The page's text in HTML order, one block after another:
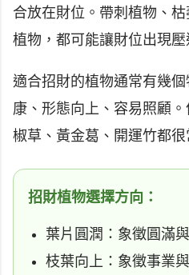
合放在財位。帶刺植物、
植物，都可能讓財位出現壓
適合招財的植物通常有幾
康、形態向上、容易照顧
椒草、黃金葛、開運竹都很
招財植物選擇方向：
葉片圓潤：象徵圓滿
枝葉向上：象徵事業